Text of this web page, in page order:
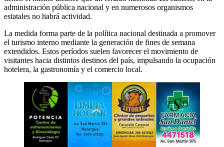
administración pública nacional y en numerosos organismos
estatales no habrá actividad.
La medida forma parte de la política nacional destinada a promover
el turismo interno mediante la generación de fines de semana
extendidos. Estos períodos suelen favorecer el movimiento de
visitantes hacia distintos destinos del país, impulsando la ocupación
hotelera, la gastronomía y el comercio local.